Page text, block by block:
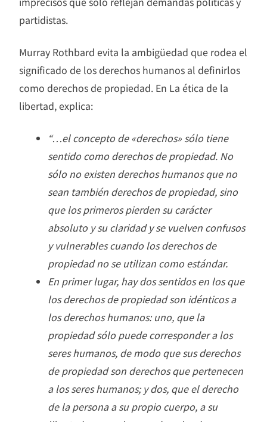
partidistas.
Murray Rothbard evita la ambigüedad que rodea el
significado de los derechos humanos al definirlos
como derechos de propiedad. En La ética de la
libertad, explica:
“…el concepto de «derechos» sólo tiene
sentido como derechos de propiedad. No
sólo no existen derechos humanos que no
sean también derechos de propiedad, sino
que los primeros pierden su carácter
absoluto y su claridad y se vuelven confusos
y vulnerables cuando los derechos de
propiedad no se utilizan como estándar.
En primer lugar, hay dos sentidos en los que
los derechos de propiedad son idénticos a
los derechos humanos: uno, que la
propiedad sólo puede corresponder a los
seres humanos, de modo que sus derechos
de propiedad son derechos que pertenecen
a los seres humanos; y dos, que el derecho
de la persona a su propio cuerpo, a su